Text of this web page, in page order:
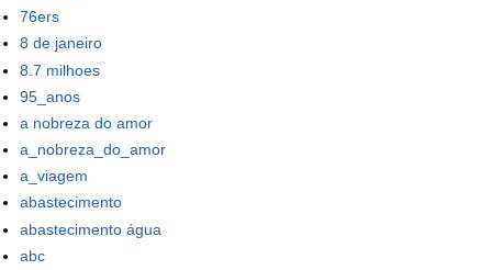
76ers
8 de janeiro
8.7 milhoes
95_anos
a nobreza do amor
a_nobreza_do_amor
a_viagem
abastecimento
abastecimento água
abc